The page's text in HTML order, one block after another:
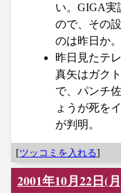
い。GIGA実
ので、その
のは昨日か。
昨日見たテ
真矢はガク
で、パンチ
ょうが死を
が判明。
[ツッコミを入れる]
2001年10月22日(